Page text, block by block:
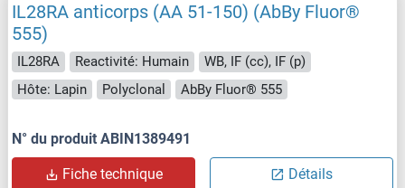
IL28RA anticorps (AA 51-150) (AbBy Fluor®
555)
IL28RA Reactivité: Humain
WB, IF (cc), IF (p)
Hôte: Lapin
Polyclonal AbBy Fluor® 555
N° du produit ABIN1389491
Fiche technique Détails